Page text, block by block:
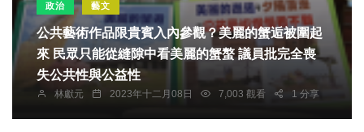
政治 藝文
公共藝術作品限貴賓入內參觀？美麗的蟹逅被圍起
來 民眾只能從縫隙中看美麗的蟹螯 議員批完全喪
失公共性與公益性
林獻元 2023年十二月08日 7,003 觀看 1 分享